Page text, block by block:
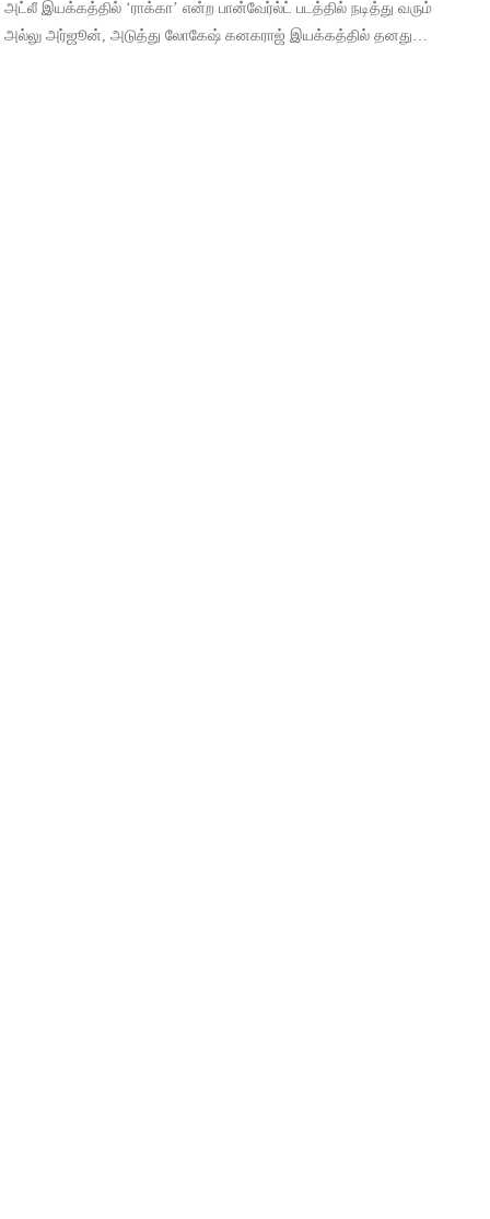
அட்லீ இயக்கத்தில் ‘ராக்கா’ என்ற பான்வேர்ல்ட் படத்தில் நடித்து வரும்
அல்லு அர்ஜூன், அடுத்து லோகேஷ் கனகராஜ் இயக்கத்தில் தனது